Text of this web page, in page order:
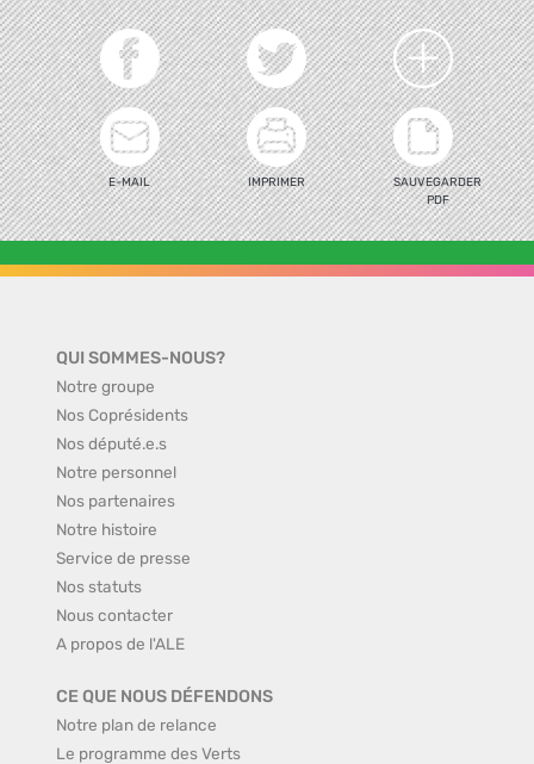
E-MAIL IMPRIMER
SAUVEGARDER
PDF
QUI SOMMES-NOUS?
Notre groupe
Nos Coprésidents
Nos député.e.s
Notre personnel
Nos partenaires
Notre histoire
Service de presse
Nos statuts
Nous contacter
A propos de l'ALE
CE QUE NOUS DÉFENDONS
Notre plan de relance
Le programme des Verts